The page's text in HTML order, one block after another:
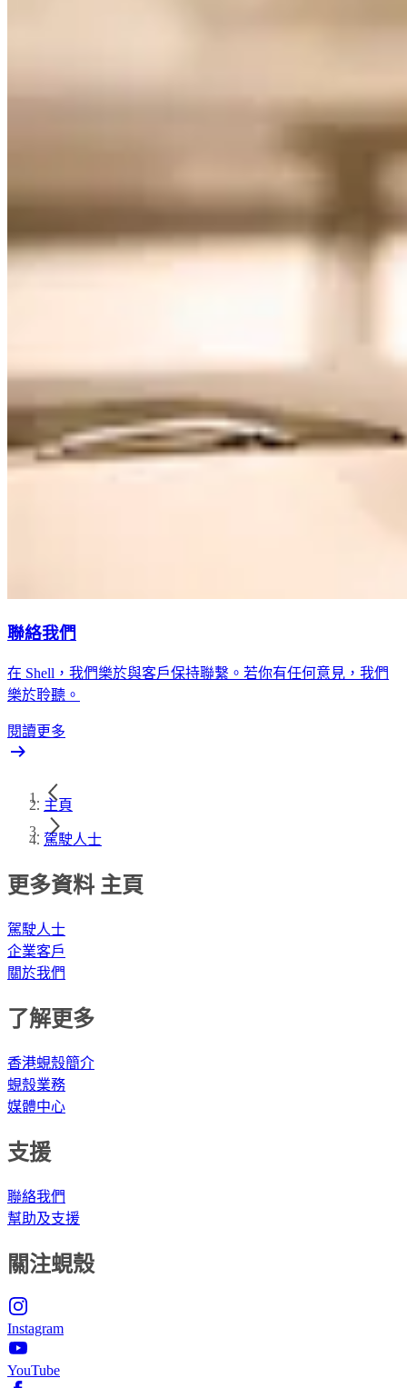
聯絡我們
在 Shell，我們樂於與客戶保持聯繫。若你有任何意見，我們
樂於聆聽。
閱讀更多
主頁
駕駛人士
更多資料 主頁
駕駛人士
企業客戶
關於我們
了解更多
香港蜆殼簡介
蜆殼業務
媒體中心
支援
聯絡我們
幫助及支援
關注蜆殼
Instagram
YouTube